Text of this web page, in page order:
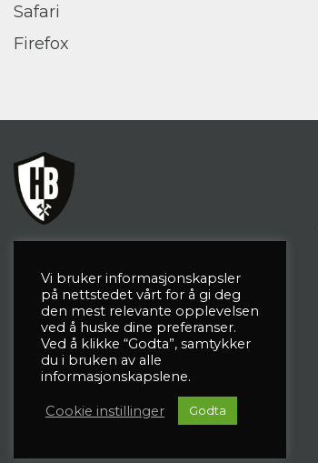
Safari
Firefox
Vi bruker informasjonskapsler
på nettstedet vårt for å gi deg
den mest relevante opplevelsen
ved å huske dine preferanser.
Ved å klikke “Godta”, samtykker
du i bruken av alle
informasjonskapslene.
Cookie instillinger Godta